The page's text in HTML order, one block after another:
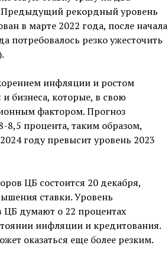
Предыдущий рекордный уровень
в марте 2022 года, после начала
потребовалось резко ужесточить
инфляции и ростом
бизнеса, которые, в свою
фактором. Прогноз
процента, таким образом,
году превысит уровень 2023
ЦБ состоится 20 декабря,
ставки. Уровень
ЦБ думают о 22 процентах
инфляции и кредитования.
оказаться еще более резким.